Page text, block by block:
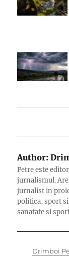
Author:
Petre este
jurnalismul. Are
jurnalist in
politica, sport
sanatate si
Author
Drimboi